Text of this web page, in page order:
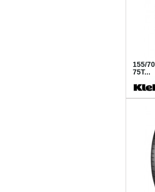
155/
75T...